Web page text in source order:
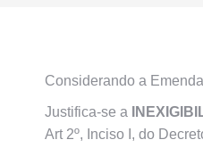
Considerando a
Justifica-se a
Art 2º, Inciso I, do